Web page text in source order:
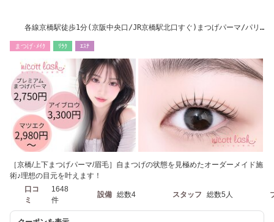
各線京橋駅徒歩1分(京阪中央口/JR京橋駅北口すぐ)まつげパーマ/パリ
まつげ･ﾒｲｸ ﾘﾗｸ ｴｽﾃ
［京橋/上下まつげパーマ/眉毛］自まつげの状態を見極めたオーダーメイド施
術♪理想の目元を叶えます！
口コ
ミ
1648
件
設備 総数4 スタッフ 総数5人